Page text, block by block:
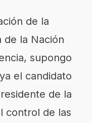
de la
de la Nación
supongo
el candidato
de la
control de las